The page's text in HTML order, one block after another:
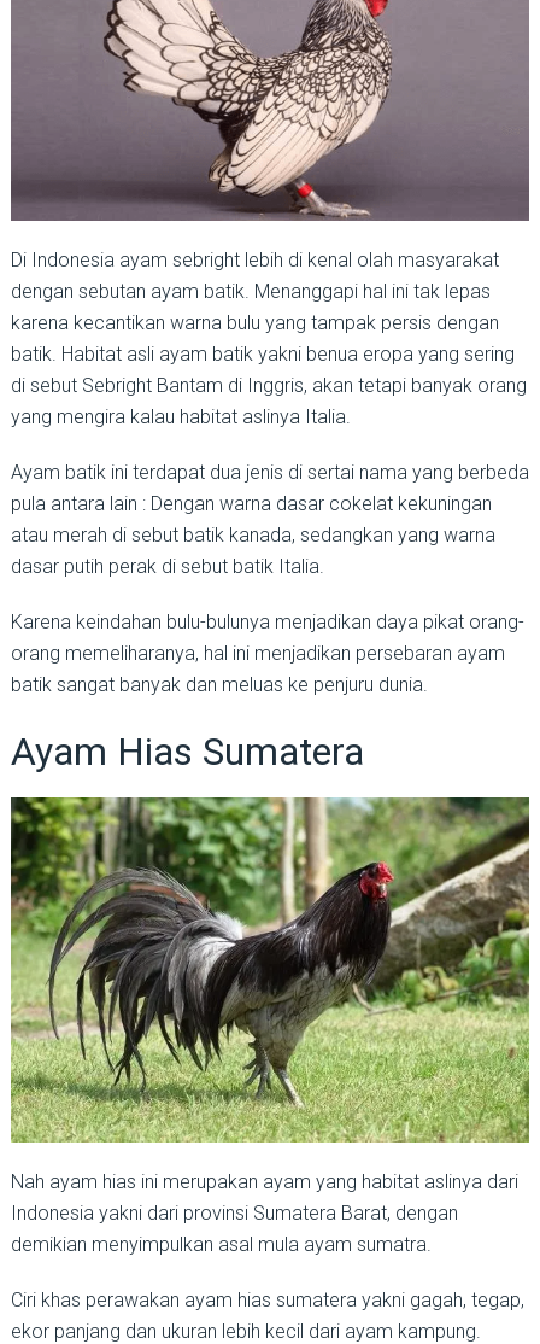
Di Indonesia ayam sebright lebih di kenal olah masyarakat
dengan sebutan ayam batik. Menanggapi hal ini tak lepas
karena kecantikan warna bulu yang tampak persis dengan
batik. Habitat asli ayam batik yakni benua eropa yang sering
di sebut Sebright Bantam di Inggris, akan tetapi banyak orang
yang mengira kalau habitat aslinya Italia.
Ayam batik ini terdapat dua jenis di sertai nama yang berbeda
pula antara lain : Dengan warna dasar cokelat kekuningan
atau merah di sebut batik kanada, sedangkan yang warna
dasar putih perak di sebut batik Italia.
Karena keindahan bulu-bulunya menjadikan daya pikat orang-
orang memeliharanya, hal ini menjadikan persebaran ayam
batik sangat banyak dan meluas ke penjuru dunia.
Ayam Hias Sumatera
Nah ayam hias ini merupakan ayam yang habitat aslinya dari
Indonesia yakni dari provinsi Sumatera Barat, dengan
demikian menyimpulkan asal mula ayam sumatra.
Ciri khas perawakan ayam hias sumatera yakni gagah, tegap,
ekor panjang dan ukuran lebih kecil dari ayam kampung.